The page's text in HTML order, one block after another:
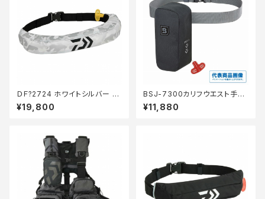
ＤＦ?2724 ホワイトシルバー フ
リー
¥19,800
BSJ-7300カリフウエスト手動
ラグアBK
¥11,880